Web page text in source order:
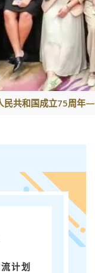
民共和国成立75周年
计划